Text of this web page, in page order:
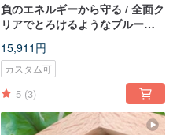
負のエネルギーから守る / 全面ク
リアでとろけるようなブルーの
ックレス 14K ゴールドフィルド
15,911円
カスタム可
5 (3)